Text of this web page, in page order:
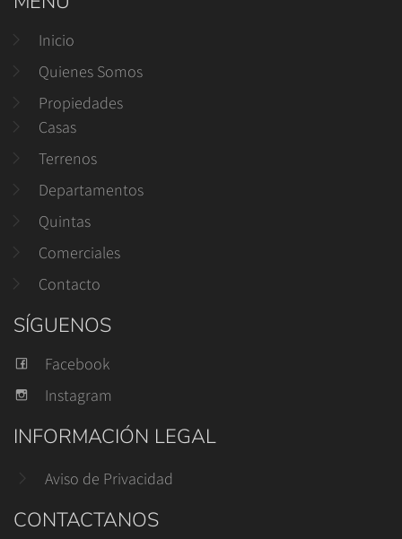
Inicio
Quienes Somos
Propiedades
Casas
Terrenos
Departamentos
Quintas
Comerciales
Contacto
SÍGUENOS
Facebook
Instagram
INFORMACIÓN LEGAL
Aviso de Privacidad
CONTACTANOS